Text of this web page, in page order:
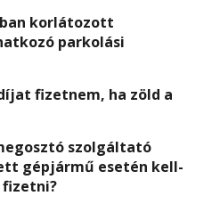
korlátozott
parkolási
fizetnem, ha zöld a
szolgáltató
gépjármű esetén kell-